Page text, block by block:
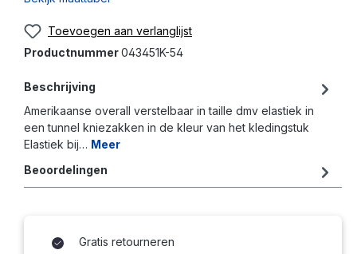
Toevoegen aan verlanglijst
Productnummer043451K-54
Beschrijving
Amerikaanse overall verstelbaar in taille dmv elastiek in
een tunnel kniezakken in de kleur van het kledingstuk
Elastiek bij… Meer
Beoordelingen
Gratis retourneren